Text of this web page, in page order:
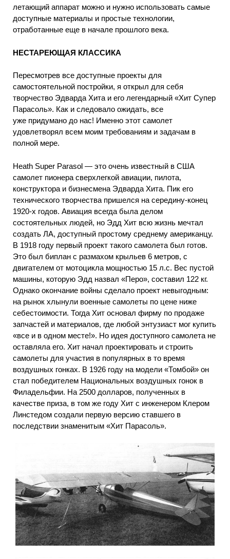
летающий аппарат можно и нужно использовать самые
доступные материалы и простые технологии,
отработанные еще в начале прошлого века.
НЕСТАРЕЮЩАЯ КЛАССИКА
Пересмотрев все доступные проекты для
самостоятельной постройки, я открыл для себя
творчество Эдварда Хита и его легендарный «Хит Супер
Парасоль». Как и следовало ожидать, все
уже придумано до нас! Именно этот самолет
удовлетворял всем моим требованиям и задачам в
полной мере.
Heath Super Parasol — это очень известный в США
самолет пионера сверхлегкой авиации, пилота,
конструктора и бизнесмена Эдварда Хита. Пик его
технического творчества пришелся на середину-конец
1920-х годов. Авиация всегда была делом
состоятельных людей, но Эдд Хит всю жизнь мечтал
создать ЛА, доступный простому среднему американцу.
В 1918 году первый проект такого самолета был готов.
Это был биплан с размахом крыльев 6 метров, с
двигателем от мотоцикла мощностью 15 л.с. Вес пустой
машины, которую Эдд назвал «Перо», составил 122 кг.
Однако окончание войны сделало проект невыгодным:
на рынок хлынули военные самолеты по цене ниже
себестоимости. Тогда Хит основал фирму по продаже
запчастей и материалов, где любой энтузиаст мог купить
«все и в одном месте!». Но идея доступного самолета не
оставляла его. Хит начал проектировать и строить
самолеты для участия в популярных в то время
воздушных гонках. В 1926 году на модели «Томбой» он
стал победителем Национальных воздушных гонок в
Филадельфии. На 2500 долларов, полученных в
качестве приза, в том же году Хит с инженером Клером
Линстедом создали первую версию ставшего в
последствии знаменитым «Хит Парасоль».